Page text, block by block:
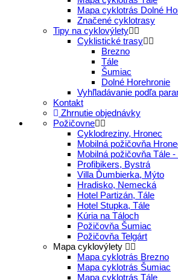
Mapa cyklotrás Dolné
Značené cyklotrasy
Tipy na cyklovýlety
Cyklistické trasy
Brezno
Tále
Šumiac
Dolné Horehronie
Vyhľladávanie podľa
Kontakt
Zhrnutie objednávky
Požičovne
Cyklodreziny, Hronec
Mobilná požičovňa
Mobilná požičovňa Tále
Profibikers, Bystrá
Villa Ďumbierka, Mýto
Hradisko, Nemecká
Hotel Partizán, Tále
Hotel Stupka, Tále
Kúria na Táloch
Požičovňa Šumiac
Požičovňa Telgárt
Mapa cyklovýlety
Mapa cyklotrás Brezno
Mapa cyklotrás Šumiac
Mapa cyklotrás Tále